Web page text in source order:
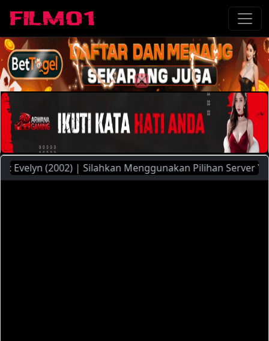
(2002) | Silahkan Menggunakan Pilihan Server